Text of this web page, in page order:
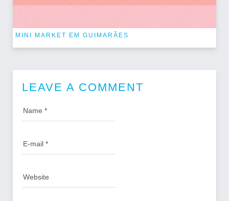
MINI MARKET EM GUIMARÃES
LEAVE A COMMENT